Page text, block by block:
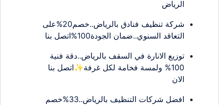
الرياض
شركة تنظيف فنادق بالرياض..خصم20%على
التعاقد السنوي..ضمان الجودة100%اتصل بنا
توزيع الانارة في السقف بالرياض..دقة فنية
100% ولمسة فخامة لكل غرفة✨اتصل بنا
الان
افضل شركات التنظيف بالرياض..33%خصم